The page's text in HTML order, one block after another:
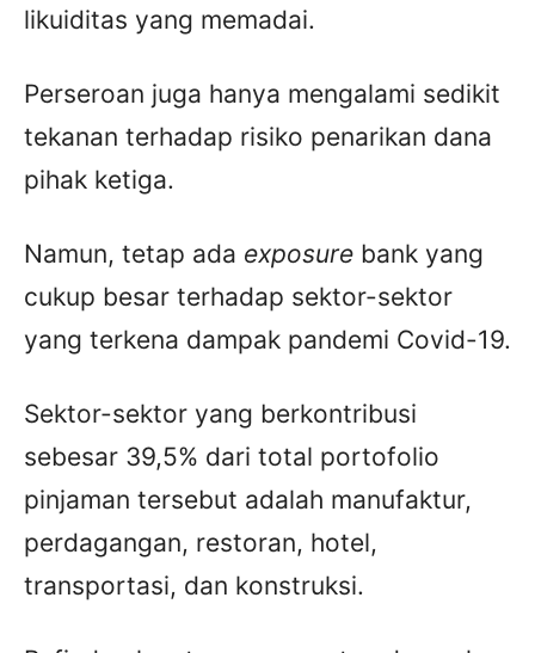
likuiditas yang memadai.
Perseroan juga hanya mengalami sedikit
tekanan terhadap risiko penarikan dana
pihak ketiga.
Namun, tetap ada exposure bank yang
cukup besar terhadap sektor-sektor
yang terkena dampak pandemi Covid-19.
Sektor-sektor yang berkontribusi
sebesar 39,5% dari total portofolio
pinjaman tersebut adalah manufaktur,
perdagangan, restoran, hotel,
transportasi, dan konstruksi.